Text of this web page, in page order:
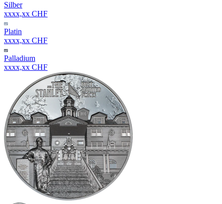
Silber
xxxx,xx CHF
Platin
xxxx,xx CHF
Palladium
xxxx,xx CHF